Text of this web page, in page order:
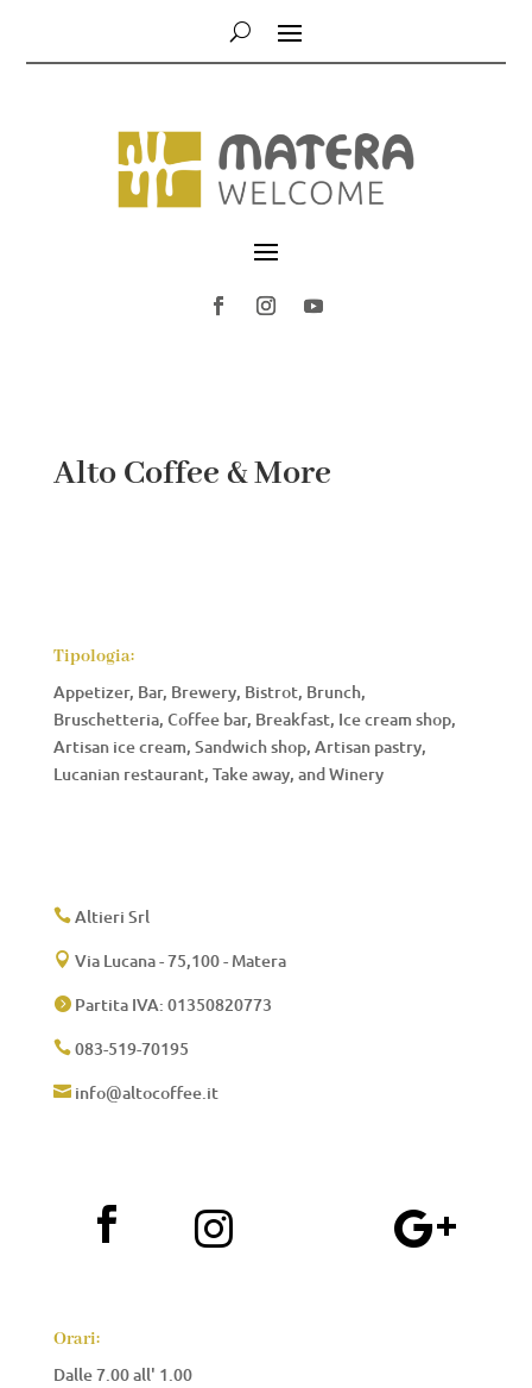
Alto Coffee & More
Tipologia:
Appetizer, Bar, Brewery, Bistrot, Brunch,
Bruschetteria, Coffee bar, Breakfast, Ice cream shop,
Artisan ice cream, Sandwich shop, Artisan pastry,
Lucanian restaurant, Take away, and Winery
Altieri Srl
 Via Lucana - 75,100 - Matera
Partita IVA: 01350820773
083-519-70195
info@altocoffee.it
  
Orari:
Dalle 7.00 all' 1.00